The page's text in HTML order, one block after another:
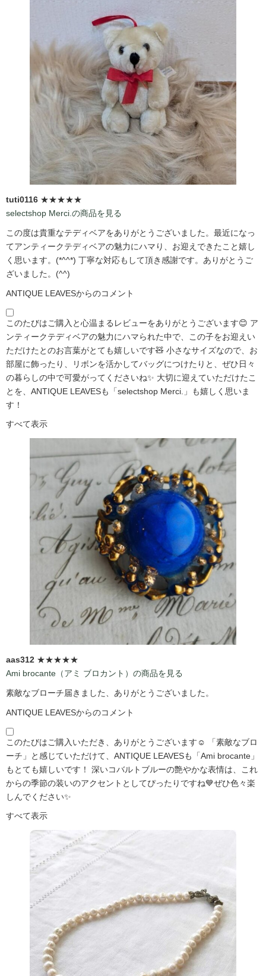
tuti0116 ★★★★★
selectshop Merci.の商品を見る
この度は貴重なテディベアをありがとうございました。最近になっ
てアンティークテディベアの魅力にハマり、お迎えできたこと嬉し
く思います。(*^^*) 丁寧な対応もして頂き感謝です。ありがとうご
ざいました。(^^)
ANTIQUE LEAVESからのコメント
このたびはご購入と心温まるレビューをありがとうございます😊 ア
ンティークテディベアの魅力にハマられた中で、この子をお迎えい
ただけたとのお言葉がとても嬉しいです🧸 小さなサイズなので、お
部屋に飾ったり、リボンを活かしてバッグにつけたりと、ぜひ日々
の暮らしの中で可愛がってくださいね✨ 大切に迎えていただけたこ
とを、ANTIQUE LEAVESも「selectshop Merci.」も嬉しく思いま
す！
すべて表示
aas312 ★★★★★
Ami brocante（アミ ブロカント）の商品を見る
素敵なブローチ届きました、ありがとうございました。
ANTIQUE LEAVESからのコメント
このたびはご購入いただき、ありがとうございます☺️ 「素敵なブロ
ーチ」と感じていただけて、ANTIQUE LEAVESも「Ami brocante」
もとても嬉しいです！ 深いコバルトブルーの艶やかな表情は、これ
からの季節の装いのアクセントとしてぴったりですね💙ぜひ色々楽
しんでください✨
すべて表示